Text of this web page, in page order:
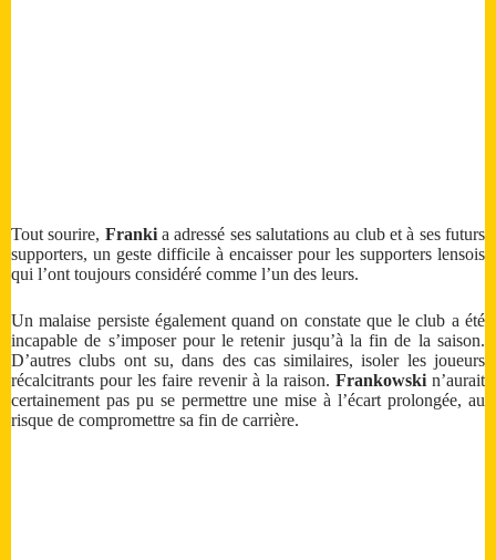
Tout sourire, Frankia adressé ses salutations au club et à ses futurs
supporters, un geste difficile à encaisser pour les supporters lensois
qui l’ont toujours considéré comme l’un des leurs.
Un malaise persiste également quand on constate que le club a été
incapable de s’imposer pour le retenir jusqu’à la fin de la saison.
D’autres clubs ont su, dans des cas similaires, isoler les joueurs
récalcitrants pour les faire revenir à la raison. Frankowski n’aurait
certainement pas pu se permettre une mise à l’écart prolongée, au
risque de compromettre sa fin de carrière.